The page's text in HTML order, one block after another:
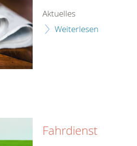
Aktuelles
Weiterlesen
Fahrdienst